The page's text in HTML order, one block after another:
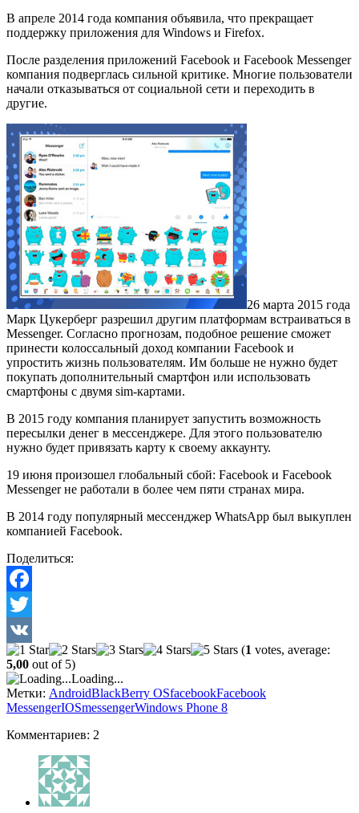
В апреле 2014 года компания объявила, что прекращает
поддержку приложения для Windows и Firefox.
После разделения приложений Facebook и Facebook Messenger
компания подверглась сильной критике. Многие пользователи
начали отказываться от социальной сети и переходить в
другие.
26 марта 2015 года
Марк Цукерберг разрешил другим платформам встраиваться в
Messenger. Согласно прогнозам, подобное решение сможет
принести колоссальный доход компании Facebook и
упростить жизнь пользователям. Им больше не нужно будет
покупать дополнительный смартфон или использовать
смартфоны с двумя sim-картами.
В 2015 году компания планирует запустить возможность
пересылки денег в мессенджере. Для этого пользователю
нужно будет привязать карту к своему аккаунту.
19 июня произошел глобальный сбой: Facebook и Facebook
Messenger не работали в более чем пяти странах мира.
В 2014 году популярный мессенджер WhatsApp был выкуплен
компанией Facebook.
Поделиться:
Facebook
Twitter
VK
(1 votes, average:
5,00 out of 5)
Loading...
Метки: AndroidBlackBerry OSfacebookFacebook
MessengerIOSmessengerWindows Phone 8
Комментариев: 2